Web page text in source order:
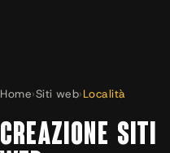
Home›Siti web›Località
CREAZIONE SITI